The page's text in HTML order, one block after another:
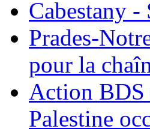
Cabestany
Prades-
pour la
Action BDS
Palestine